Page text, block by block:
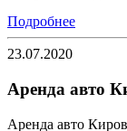
Подробнее
23.07.2020
Аренда авто
Аренда авто